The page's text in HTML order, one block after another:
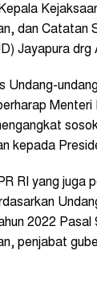
dan Catatan
Jayapura drg
Undang-
kepada
RI yang juga
2022
penjabat